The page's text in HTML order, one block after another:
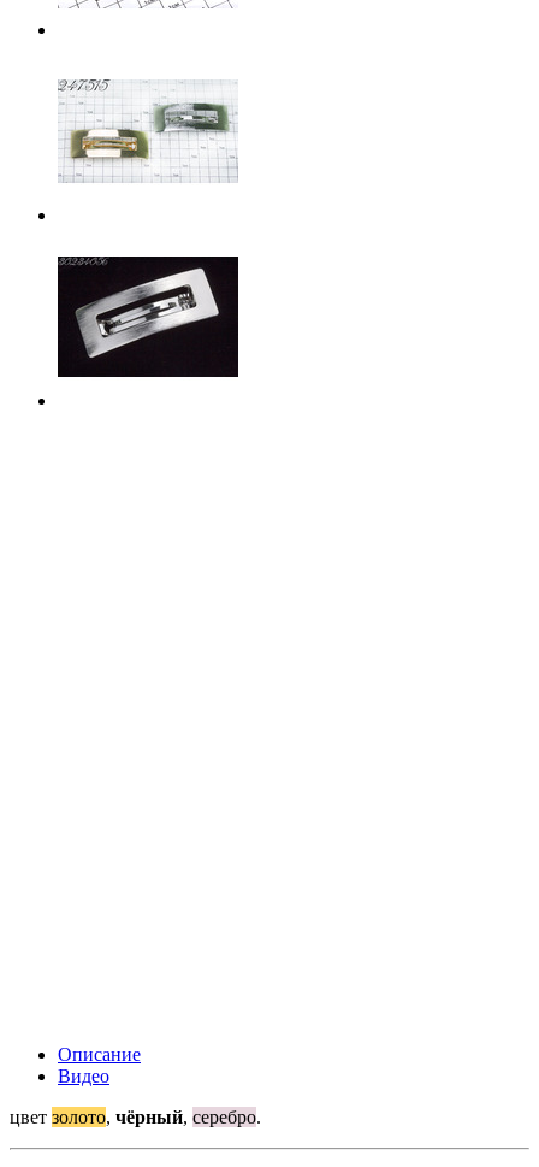
Описание
Видео
цвет золото, чёрный, серебро.